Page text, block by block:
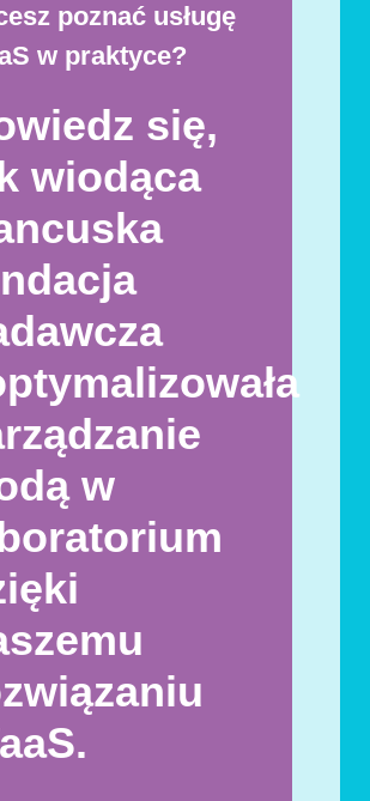
poznać usługę
w praktyce?
się,
wiodąca
w